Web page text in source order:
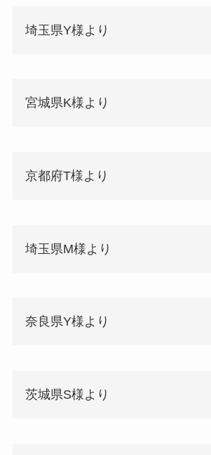
埼玉県Y様より
宮城県K様より
京都府T様より
埼玉県M様より
奈良県Y様より
茨城県S様より